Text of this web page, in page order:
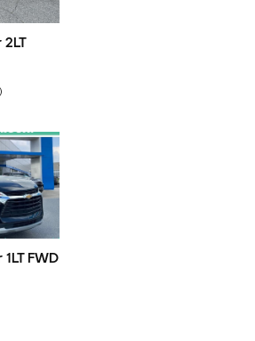
2LT
FWD